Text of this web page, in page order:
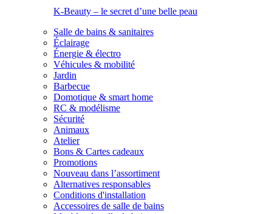
K-Beauty – le secret d’une belle peau
Salle de bains & sanitaires
Éclairage
Énergie & électro
Véhicules & mobilité
Jardin
Barbecue
Domotique & smart home
RC & modélisme
Sécurité
Animaux
Atelier
Bons & Cartes cadeaux
Promotions
Nouveau dans l’assortiment
Alternatives responsables
Conditions d'installation
Accessoires de salle de bains